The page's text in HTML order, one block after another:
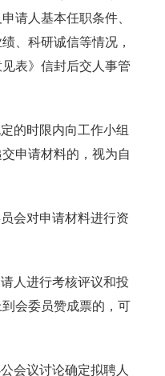
请人基本任职条件、
、科研诚信等情况，
表》信封后交人事管
时限内向工作小组
申请材料的，视为自
会对申请材料进行资
人进行考核评议和投
会委员赞成票的，可
议讨论确定拟聘人